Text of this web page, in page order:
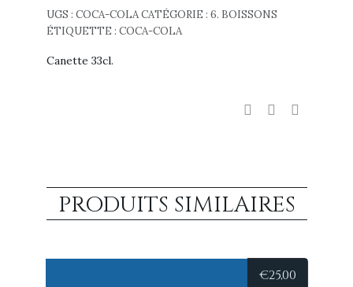
UGS : COCA-COLACATÉGORIE : 6. BOISSONS
ÉTIQUETTE : COCA-COLA
Canette 33cl.
PRODUITS SIMILAIRES
€25,00